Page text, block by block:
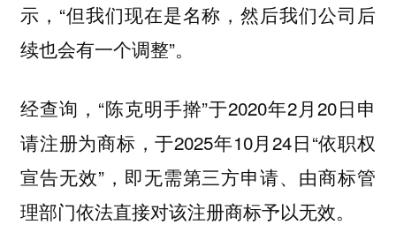
示，“但我们现在是名称，然后我们公司后
续也会有一个调整”。
经查询，“陈克明手擀”于2020年2月20日申
请注册为商标，于2025年10月24日“依职权
宣告无效”，即无需第三方申请、由商标管
理部门依法直接对该注册商标予以无效。